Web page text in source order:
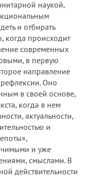
наукой,
и отбирать
когда происходит
современных
в первую
направление
Оно
в своей основе,
когда в нем
актуальности,
и
и уже
смыслами. В
действительности